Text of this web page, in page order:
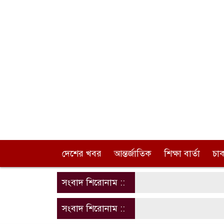
দেশের খবর আন্তর্জাতিক শিক্ষা বার্তা
সংবাদ শিরোনাম ::
সংবাদ শিরোনাম ::